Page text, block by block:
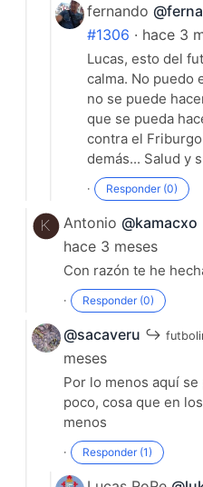
fernando
#1306 · hace 3
Lucas, esto del
calma. No puedo
no se puede
que se pueda
contra el
demás... Salud y
· Responder (0)
Antonio @kamacxo
hace 3 meses
Con razón te he
· Responder (0)
@sacaveru ↪
meses
Por lo menos aquí
poco, cosa que en
menos
· Responder (1)